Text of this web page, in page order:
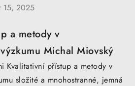
15, 2025
a metody v
Michal Miovský
Kvalitativní přístup a metody v
složité a mnohostranné, jemná